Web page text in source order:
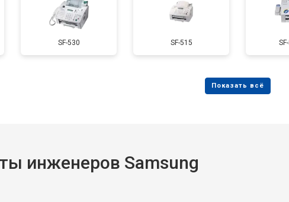
SF-530 SF-515
инженеров Samsung